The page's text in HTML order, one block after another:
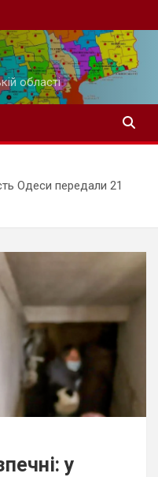
області
Одеси передали 21
у